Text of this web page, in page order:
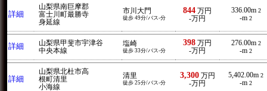
詳細
山梨県南巨摩郡
富士川町最勝寺
身延線
市川大門
徒歩 49分/バス-分
844 万円
-万円
336.00m 2
-m 2
詳細
山梨県甲斐市宇津谷
中央本線
塩崎
徒歩 33分/バス-分
398 万円
-万円
276.00m 2
-m 2
詳細
山梨県北杜市高
根町清里
小海線
清里
徒歩 25分/バス-分
3,300万円
-万円
5,402.00m 2
-m 2